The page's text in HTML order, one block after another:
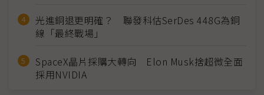
光進銅退更明確？ 聯發科估SerDes 448G為銅
線「最終戰場」
SpaceX晶片採購大轉向 Elon Musk捨超微全面
採用NVIDIA